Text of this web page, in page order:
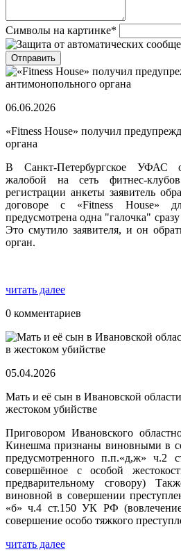
Символы на картинке*
06.06.2026
«Fitness House» получил
органа
В Санкт-Петербургское УФАС
жалобой на сеть фитнес-
регистрации анкеты заявитель
договоре с «Fitness House»
предусмотрена одна "галочка"
Это смутило заявителя, и он
орган.
читать далее
0 комментариев
05.04.2026
Мать и её сын в Ивановской
жестоком убийстве
Приговором Ивановского
Кинешма признаны виновными в
предусмотренного п.п.«д,ж» ч.2
совершённое с особой
предварительному сговору)
виновной в совершении
«б» ч.4 ст.150 УК РФ
совершение особо тяжкого
читать далее